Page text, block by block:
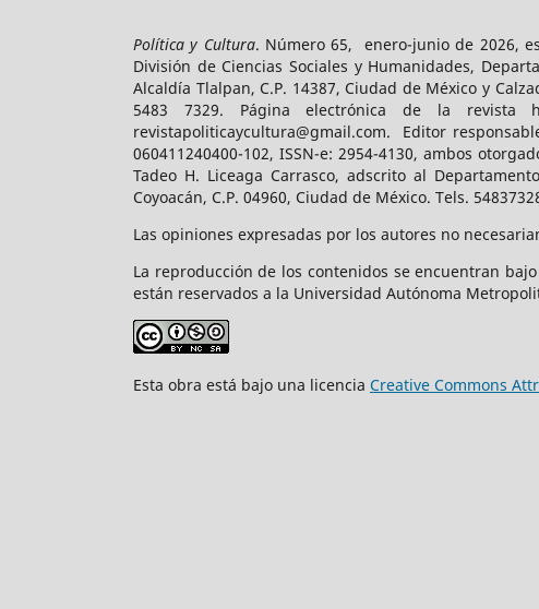
Política y Cultura. Número 65, enero-junio de 2026,
División de Ciencias Sociales y Humanidades,
Alcaldía Tlalpan, C.P. 14387, Ciudad de México y
5483 7329. Página electrónica de la revista
revistapoliticaycultura@gmail.com. Editor
060411240400-102, ISSN-e: 2954-4130, ambos
Tadeo H. Liceaga Carrasco, adscrito al
Coyoacán, C.P. 04960, Ciudad de México. Tels.
Las opiniones expresadas por los autores no
La reproducción de los contenidos se encuentran
están reservados a la Universidad Autónoma
Esta obra está bajo una licencia Creative Commons